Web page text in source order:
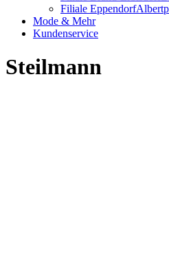
Filiale Eppendorf
Mode & Mehr
Kundenservice
Steilmann